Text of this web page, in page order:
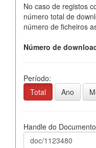
No caso de registos
número total de
número de ficheiros
Número de
Período:
Total
Ano
Handle do Documento